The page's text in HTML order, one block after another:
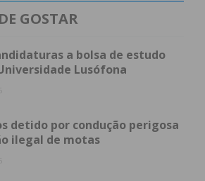
nacional!!!
a todos os
atletas, staff e os
jogador.”
GOSTAR
a bolsa de estudo
Lusófona
detido por condução perigosa
ilegal de motas